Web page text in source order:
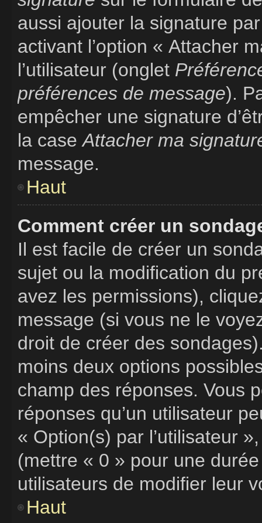
aussi ajouter la signature
activant l’option « Attacher
l’utilisateur (onglet
préférences de message).
empêcher une signature
la caseAttacher ma
message.
Haut
Comment créer un
Il est facile de créer un
sujet ou la modification du
avez les permissions),
message (si vous ne le
droit de créer des
moins deux options
champ des réponses. Vous
réponses qu’un utilisateur
« Option(s) par l’utilisateur
(mettre « 0 » pour une
utilisateurs de modifier leur
Haut